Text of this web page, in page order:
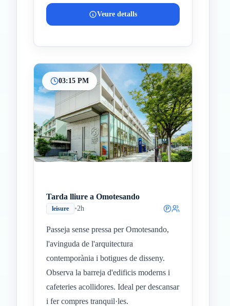
Veure detalls
03:15 PM
Tarda lliure a Omotesando
leisure •2h
Passeja sense pressa per Omotesando,
l'avinguda de l'arquitectura
contemporània i botigues de disseny.
Observa la barreja d'edificis moderns i
cafeteries acollidores. Ideal per descansar
i fer compres tranquil·les.